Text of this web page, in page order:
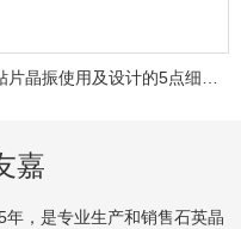
贴片晶振使用及设计的5点细节，你注意到了...
嘉
，是专业生产和销售石英晶